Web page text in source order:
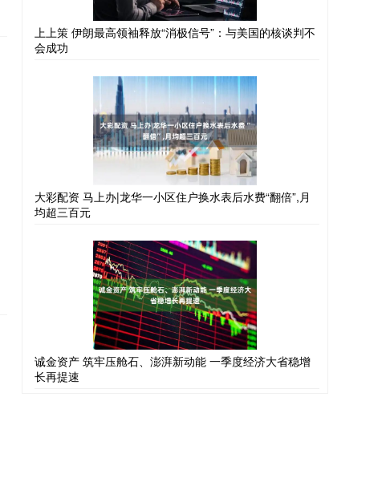
上上策 伊朗最高领袖释放“消极信号”：与美国的核谈判不
会成功
大彩配资 马上办|龙华一小区住户换水表后水费“翻倍”,月
均超三百元
诚金资产 筑牢压舱石、澎湃新动能 一季度经济大省稳增
长再提速